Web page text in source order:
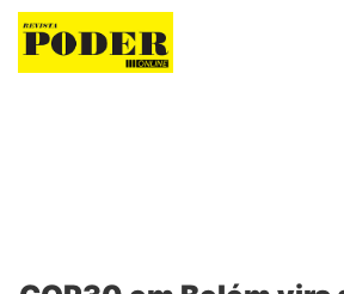
Revista Poder